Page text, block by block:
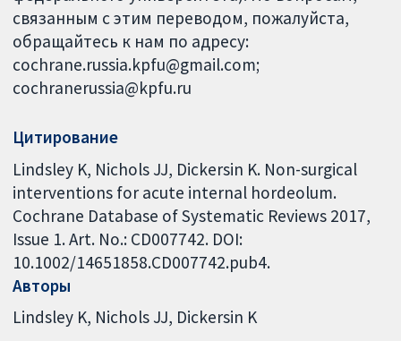
связанным с этим переводом, пожалуйста,
обращайтесь к нам по адресу:
cochrane.russia.kpfu@gmail.com;
cochranerussia@kpfu.ru
Цитирование
Lindsley K, Nichols JJ, Dickersin K. Non-surgical
interventions for acute internal hordeolum.
Cochrane Database of Systematic Reviews 2017,
Issue 1. Art. No.: CD007742. DOI:
10.1002/14651858.CD007742.pub4.
Авторы
Lindsley K Nichols JJ Dickersin K